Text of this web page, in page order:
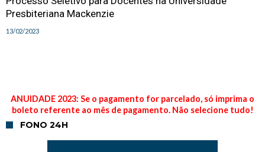
Presbiteriana Mackenzie
13/02/2023
ANUIDADE 2023: Se o pagamento for parcelado, só imprima o
boleto referente ao mês de pagamento. Não selecione tudo!
FONO 24H